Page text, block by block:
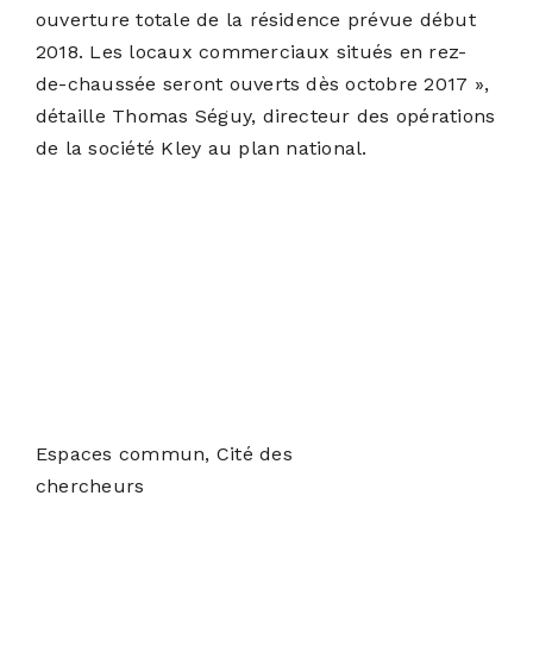
ouverture totale de la résidence prévue début
2018. Les locaux commerciaux situés en rez-
de-chaussée seront ouverts dès octobre 2017 »,
détaille Thomas Séguy, directeur des opérations
de la société Kley au plan national.
Espaces commun, Cité des
chercheurs